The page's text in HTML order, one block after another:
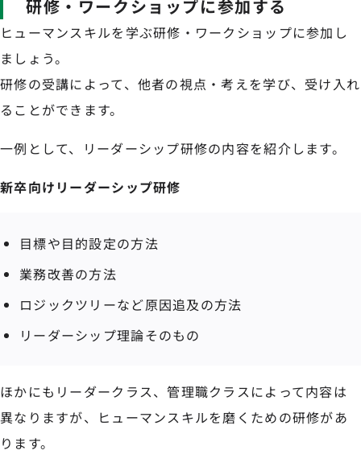
研修・ワークショップに参加する
ヒューマンスキルを学ぶ研修・ワークショップに参加し
ましょう。
研修の受講によって、他者の視点・考えを学び、受け入れ
ることができます。
一例として、リーダーシップ研修の内容を紹介します。
新卒向けリーダーシップ研修
目標や目的設定の方法
業務改善の方法
ロジックツリーなど原因追及の方法
リーダーシップ理論そのもの
ほかにもリーダークラス、管理職クラスによって内容は
異なりますが、ヒューマンスキルを磨くための研修があ
ります。